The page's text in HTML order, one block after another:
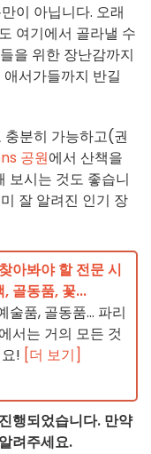
이 아닙니다. 오래
여기에서 골라낼 수
을 위한 장난감까지
서가들까지 반길
분히 가능하고(권
공원에서 산책을
보시는 것도 좋습니
잘 알려진 인기 장
아봐야 할 전문 시
골동품, 꽃...
술품, 골동품... 파리
서는 거의 모든 것
! [더 보기]
행되었습니다. 만약
려주세요.